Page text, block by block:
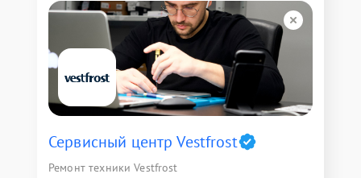
Сервисный центр Vestfrost
Ремонт техники Vestfrost